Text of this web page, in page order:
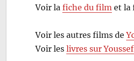
Voir lafiche du film et la
Voir les autres films de
Voir leslivres sur